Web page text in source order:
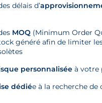
délais d’
MOQ (Minimum Order
généré afin de limiter
personnalisée à votre
dédiée à la recherche de